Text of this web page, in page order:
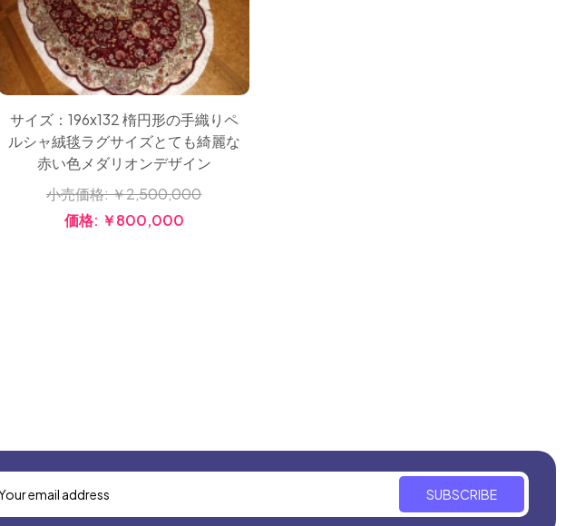
サイズ：196x132 楕円形の手織りペ
ルシャ絨毯ラグサイズとても綺麗な
赤い色メダリオンデザイン
小売価格:￥2,500,000
価格: ￥800,000
SUBSCRIBE